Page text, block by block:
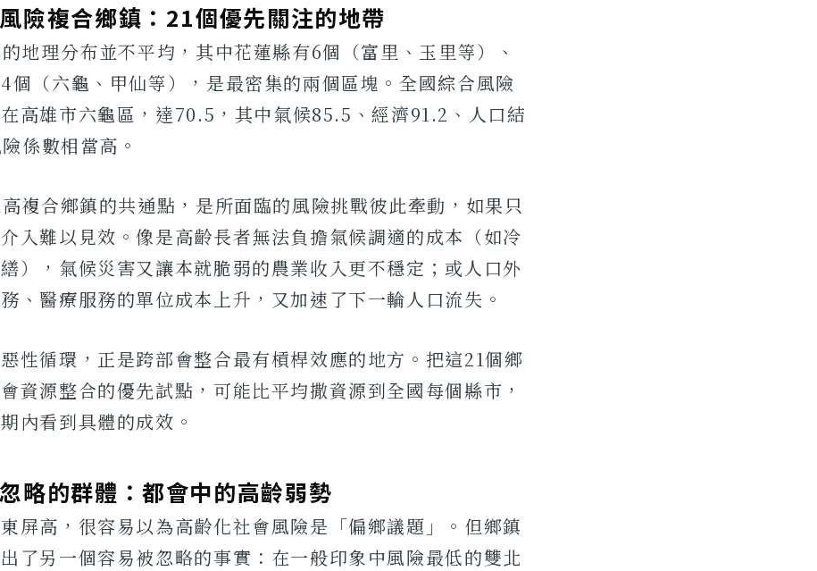
險複合鄉鎮：21個優先關注的地帶
地理分布並不平均，其中花蓮縣有6個（富里、玉里等）、
個（六龜、甲仙等），是最密集的兩個區塊。全國綜合風險
高雄市六龜區，達70.5，其中氣候85.5、經濟91.2、人口結
係數相當高。
複合鄉鎮的共通點，是所面臨的風險挑戰彼此牽動，如果只
入難以見效。像是高齡長者無法負擔氣候調適的成本（如冷
），氣候災害又讓本就脆弱的農業收入更不穩定；或人口外
、醫療服務的單位成本上升，又加速了下一輪人口流失。
性循環，正是跨部會整合最有槓桿效應的地方。把這21個鄉
資源整合的優先試點，可能比平均撒資源到全國每個縣市，
內看到具體的成效。
略的群體：都會中的高齡弱勢
屏高，很容易以為高齡化社會風險是「偏鄉議題」。但鄉鎮
了另一個容易被忽略的事實：在一般印象中風險最低的雙北